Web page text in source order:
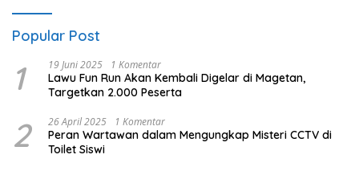
Popular Post
1 19 Juni 2025 1 Komentar
Lawu Fun Run Akan Kembali Digelar di Magetan,
Targetkan 2.000 Peserta
2 26 April 2025 1 Komentar
Peran Wartawan dalam Mengungkap Misteri CCTV di
Toilet Siswi